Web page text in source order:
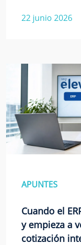
22 junio 2026
APUNTES
Cuando el
y empieza a
cotización